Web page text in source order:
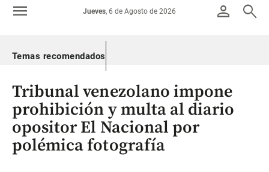
Colombia
person search
Jueves, 6 de Agosto de 2026
menu
Temas recomendados
Tribunal venezolano impone
prohibición y multa al diario
opositor El Nacional por
polémica fotografía